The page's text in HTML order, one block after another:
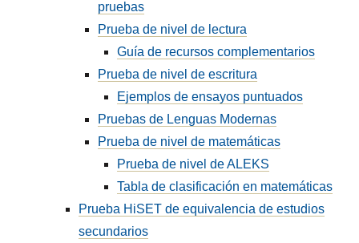
pruebas
Prueba de nivel de lectura
Guía de recursos complementarios
Prueba de nivel de escritura
Ejemplos de ensayos puntuados
Pruebas de Lenguas Modernas
Prueba de nivel de matemáticas
Prueba de nivel de ALEKS
Tabla de clasificación en matemáticas
Prueba HiSET de equivalencia de estudios
secundarios